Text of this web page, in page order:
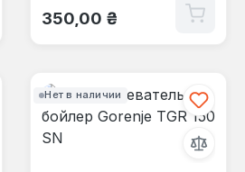
Обычная цена:
350,00 ₴
Нет в наличии